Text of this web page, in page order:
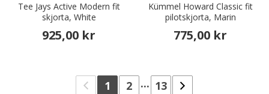
Tee Jays Active Modern fit
skjorta, White
925,00 kr
Kümmel Howard Classic fit
pilotskjorta, Marin
775,00 kr
1 2 ... 13